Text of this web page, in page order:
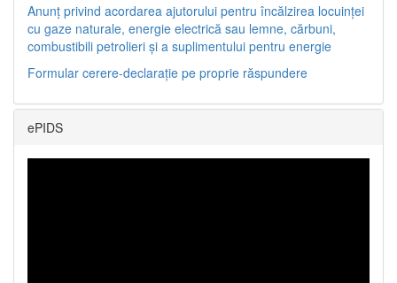
Anunț privind acordarea ajutorului pentru încălzirea locuinței
cu gaze naturale, energie electrică sau lemne, cărbuni,
combustibili petrolieri și a suplimentului pentru energie
Formular cerere-declarație pe proprie răspundere
ePIDS